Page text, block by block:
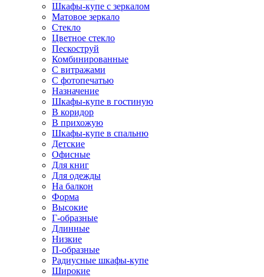
Шкафы-купе с зеркалом
Матовое зеркало
Стекло
Цветное стекло
Пескоструй
Комбинированные
С витражами
С фотопечатью
Назначение
Шкафы-купе в гостиную
В коридор
В прихожую
Шкафы-купе в спальню
Детские
Офисные
Для книг
Для одежды
На балкон
Форма
Высокие
Г-образные
Длинные
Низкие
П-образные
Радиусные шкафы-купе
Широкие